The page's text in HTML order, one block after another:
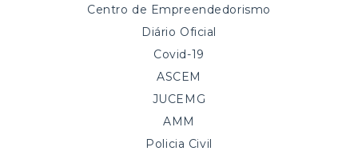
Centro de Empreendedorismo
Diário Oficial
Covid-19
ASCEM
JUCEMG
AMM
Policia Civil